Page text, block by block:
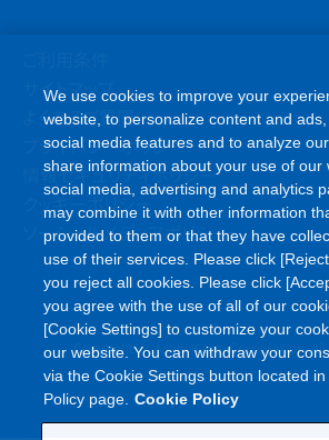
サイトマップ
よくあるご質問
プライバシーポリシー
情報セキュリティポリシー
クッキーポリシー
ソーシャルメディアポリシー
Copyright ©Asahi Kasei Corporation.
We use cookies to improve your
website, to personalize content and
social media features and to analyze
share information about your use of our
social media, advertising and analytics
may combine it with other information
provided to them or that they have
use of their services. Please click
you reject all cookies. Please click
you agree with the use of all of our
[Cookie Settings] to customize your
our website. You can withdraw your
via the Cookie Settings button located
Policy page. Cookie Policy